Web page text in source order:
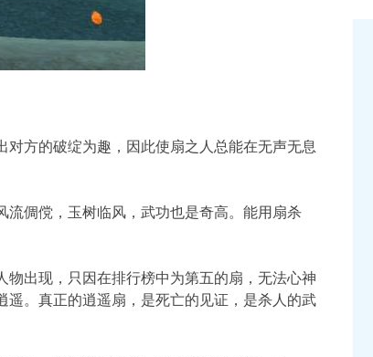
方的破绽为趣，因此使扇之人总能在无声无息
倜傥，玉树临风，武功也是奇高。能用扇杀
出现，只因在排行榜中为第五的扇，无法心神
。真正的逍遥扇，是死亡的见证，是杀人的武